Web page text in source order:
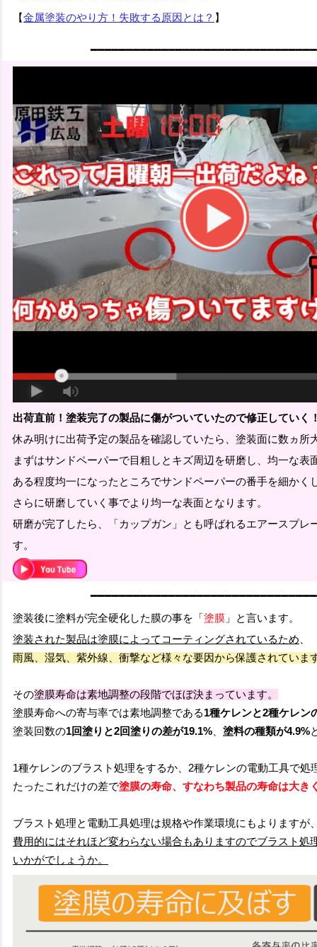
【金属塗装のやり方！失敗する原因とは？ 】
━━━
出荷直前！塗装完了の製品に傷がついていたので修正していく
休み明けに出荷予定の製品を確認していたら、塗装面に数ヵ
まずはサンドペーパーで目粗しとキズ周辺を研磨し、均一な表
ある程度均一になったところでサンドペーパーの番手を細かく
さらに研磨していく事でより均一な表面となります。
研磨が完了したら、「カップガン」とも呼ばれるエアースプレ
す。
━━━
塗装後に塗料が完全硬化した膜の事を「 塗膜 」と言います。
塗装された製品は塗膜によってコーティングされているため
雨風、湿気、紫外線、衝撃など様々な要因から保護されていま
その塗膜寿命は素地調整の段階でほぼ決まっています。
塗膜寿命への寄与率では素地調整である1種ケレンと2種ケレン
塗装回数の1回塗りと2回塗りの差が19.1% 塗料の種類が4.9%
1種ケレンのブラスト処理をするか、2種ケレンの電動工具で処
たったこれだけの差で塗膜の寿命、すなわち製品の寿命は大き
ブラスト処理と電動工具処理は規格や作業環境にもよりますが
費用的にはそれほど変わらない場合もありますのでブラスト処
いかがでしょうか。